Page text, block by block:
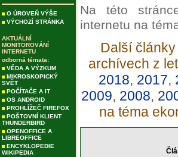
O ÚROVEŇ VÝŠE
VÝCHOZÍ STRÁNKA
AKTUÁLNÍ
MONITOROVÁNÍ
INTERNETU
odborná témata:
VĚDA A VÝZKUM
MIKROSKOPICKÝ
SVĚT
POČÍTAČE A IT
OS ANDROID
PROHLÍŽEČ FIREFOX
POŠTOVNÍ KLIENT
THUNDERBIRD
OPENOFFICE A
LIBREOFFICE
ENCYKLOPEDIE
WIKIPEDIA
Na této
internetu na
Další
archívech z let
2018, 2017,
2009, 2008,
na téma